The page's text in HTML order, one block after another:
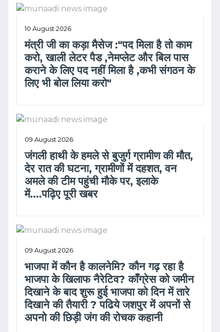
10 August 2026
मंत्री जी का कड़ा मैसेज :"पद मिला है तो काम
करो, खाली लेटर पैड ,नेमप्लेट और बिल पास
कराने के लिए पद नहीं मिला है ,कभी संगठन के
लिए भी बोल लिया करो"
09 August 2026
जंगली हाथी के हमले से बुजुर्ग ग्रामीण की मौत,
देर रात की घटना, ग्रामीणों में दहशत, वन
अमले की टीम पहुंची मौके पर, इलाके
में....पढ़िए पूरी खबर
09 August 2026
भाजपा में कौन है कालनेमि? कौन गढ़ रहा है
भाजपा के खिलाफ नैरेटिव? काँग्रेस को जमीन
दिखाने के बाद शुरू हुई भाजपा को दिन में तारे
दिखाने की तैयारी ? पढिये जशपुर में अपनों से
अपनो की छिड़ी जंग की रोचक कहानी